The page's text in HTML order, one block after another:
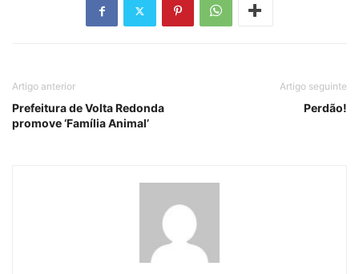
Artigo anterior
Prefeitura de Volta Redonda
promove ‘Família Animal’
Artigo seguinte
Perdão!